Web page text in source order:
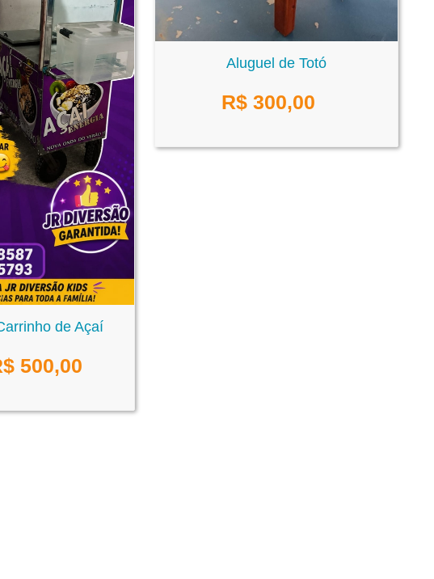
de Açaí
500,00
Aluguel de Totó
R$ 300,00